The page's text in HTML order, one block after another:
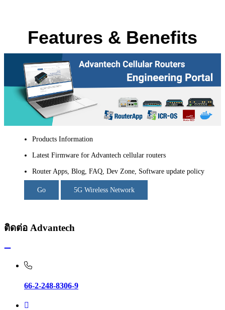
Features & Benefits
Products Information
Latest Firmware for Advantech cellular routers
Router Apps, Blog, FAQ, Dev Zone, Software update policy
Go 5G Wireless Network
ติดต่อ Advantech
66-2-248-8306-9